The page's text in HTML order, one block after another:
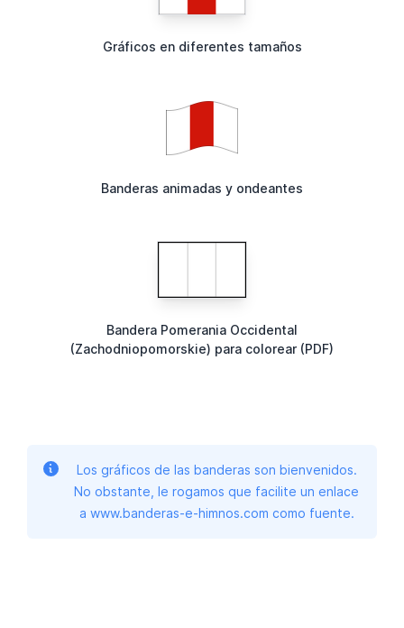
Gráficos en diferentes tamaños
Banderas animadas y ondeantes
Bandera Pomerania Occidental
(Zachodniopomorskie) para colorear (PDF)
Los gráficos de las banderas son bienvenidos.
No obstante, le rogamos que facilite un enlace
a www.banderas-e-himnos.com como fuente.